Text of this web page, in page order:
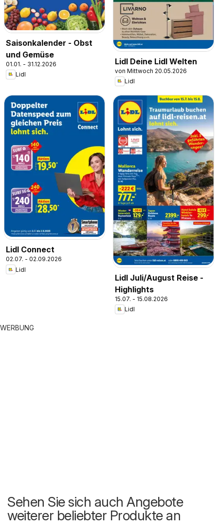
Saisonkalender - Obst
und Gemüse
01.01. - 31.12.2026
Lidl
Lidl Deine Lidl Welten
von Mittwoch 20.05.2026
Lidl
Lidl Connect
02.07. - 02.09.2026
Lidl
Lidl Juli/August Reise -
Highlights
15.07. - 15.08.2026
Lidl
WERBUNG
Sehen Sie sich auch Angebote
weiterer beliebter Produkte an